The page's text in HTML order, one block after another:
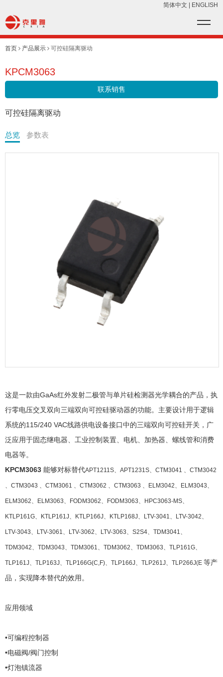
简体中文 ENGLISH
首页 产品展示 可控硅隔离驱动
KPCM3063
联系销售
可控硅隔离驱动
总览 参数表
这是一款由GaAs红外发射二极管与单片硅检测器光学耦合的产品，执
行零电压交叉双向三端双向可控硅驱动器的功能。主要设计用于逻辑
系统的115/240 VAC线路供电设备接口中的三端双向可控硅开关，广
泛应用于固态继电器、工业控制装置、电机、加热器、螺线管和消费
电器等。
KPCM3063 能够对标替代APT1211S、APT1231S、CTM3041 、CTM3042
、CTM3043 、CTM3061 、CTM3062 、CTM3063 、ELM3042、ELM3043、
ELM3062、ELM3063、FODM3062、FODM3063、HPC3063-MS、
KTLP161G、KTLP161J、KTLP166J、KTLP168J、LTV-3041、LTV-3042、
LTV-3043、LTV-3061、LTV-3062、LTV-3063、S2S4、TDM3041、
TDM3042、TDM3043、TDM3061、TDM3062、TDM3063、TLP161G、
TLP161J、TLP163J、TLP166G(C,F)、TLP166J、TLP261J、TLP266J(E 等产
品，实现降本替代的效用。
应用领域
•可编程控制器
•电磁阀/阀门控制
•灯泡镇流器